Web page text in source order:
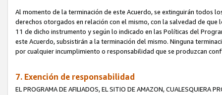
Al momento de la terminación de este Acuerdo, se extinguirán todos
derechos otorgados en relación con el mismo, con la salvedad de
11 de dicho instrumento y según lo indicado en las Políticas del
este Acuerdo, subsistirán a la terminación del mismo. Ninguna
por cualquier incumplimiento o responsabilidad que se produzcan
7. Exención de responsabilidad
EL PROGRAMA DE AFILIADOS, EL SITIO DE AMAZON, CUALESQUIERA